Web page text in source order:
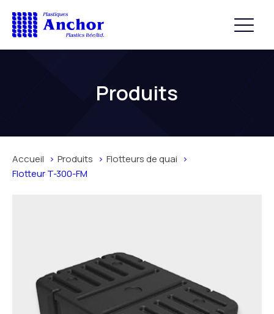
Produits
Accueil Produits
Flotteurs de quai
Flotteur T-300-FM